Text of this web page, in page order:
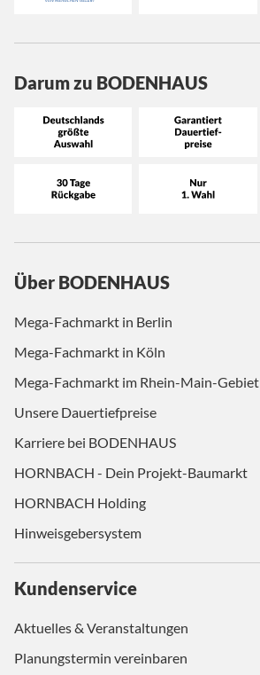
Darum zu BODENHAUS
Über BODENHAUS
Mega-Fachmarkt in Berlin
Mega-Fachmarkt in Köln
Mega-Fachmarkt im Rhein-Main-Gebiet
Unsere Dauertiefpreise
Karriere bei BODENHAUS
HORNBACH - Dein Projekt-Baumarkt
HORNBACH Holding
Hinweisgebersystem
Kundenservice
Aktuelles & Veranstaltungen
Planungstermin vereinbaren